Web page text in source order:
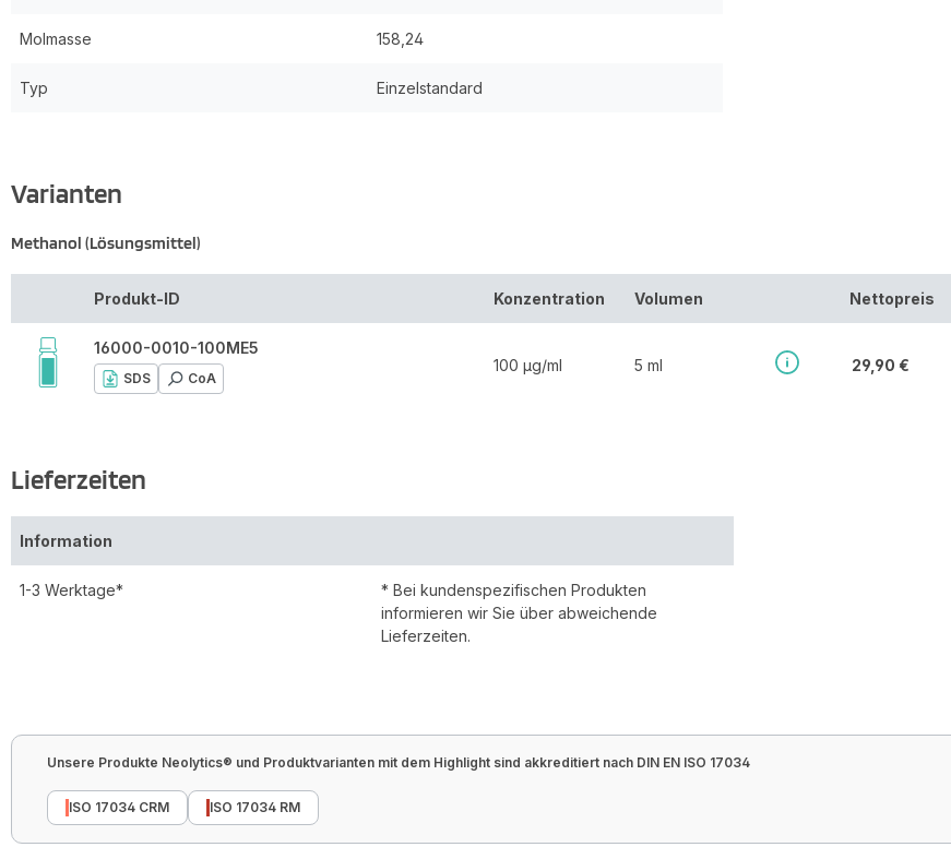
Molmasse 158,24
Typ Einzelstandard
Varianten
Methanol (Lösungsmittel)
Produkt-ID Konzentration Volumen Nettopreis
16000-0010-100ME5
SDS CoA
100 µg/ml 5 ml 29,90 €
Lieferzeiten
Information
1-3 Werktage*
* Bei kundenspezifischen Produkten
informieren wir Sie über abweichende
Lieferzeiten.
Unsere Produkte Neolytics® und Produktvarianten mit dem Highlight sind akkreditiert nach DIN EN ISO 17034
ISO 17034 CRM ISO 17034 RM